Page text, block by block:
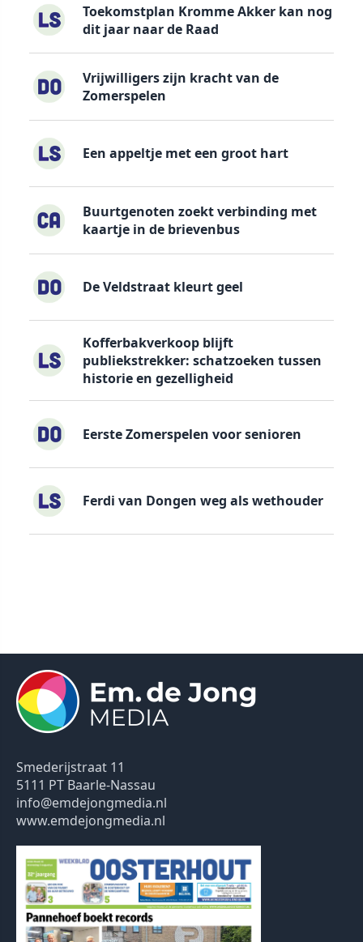
Toekomstplan Kromme Akker kan nog
dit jaar naar de Raad
Vrijwilligers zijn kracht van de
Zomerspelen
Een appeltje met een groot hart
Buurtgenoten zoekt verbinding met
kaartje in de brievenbus
De Veldstraat kleurt geel
Kofferbakverkoop blijft
publiekstrekker: schatzoeken tussen
historie en gezelligheid
Eerste Zomerspelen voor senioren
Ferdi van Dongen weg als wethouder
Smederijstraat 11
5111 PT Baarle-Nassau
info@emdejongmedia.nl
www.emdejongmedia.nl